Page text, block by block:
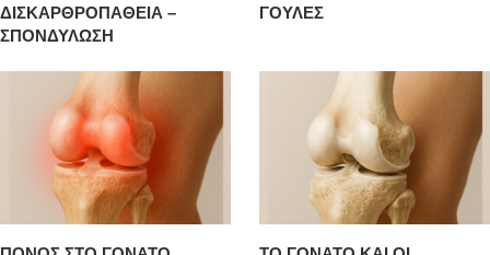
ΔΙΣΚΑΡΘΡΟΠΑΘΕΙΑ –
ΣΠΟΝΔΥΛΩΣΗ
ΓΟΥΛΕΣ